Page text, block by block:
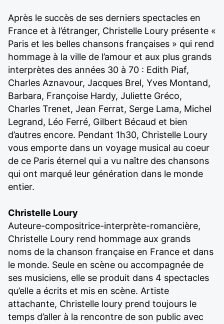
Après le succès de ses derniers spectacles en
France et à l’étranger, Christelle Loury présente «
Paris et les belles chansons françaises » qui rend
hommage à la ville de l’amour et aux plus grands
interprètes des années 30 à 70 : Edith Piaf,
Charles Aznavour, Jacques Brel, Yves Montand,
Barbara, Françoise Hardy, Juliette Gréco,
Charles Trenet, Jean Ferrat, Serge Lama, Michel
Legrand, Léo Ferré, Gilbert Bécaud et bien
d’autres encore. Pendant 1h30, Christelle Loury
vous emporte dans un voyage musical au coeur
de ce Paris éternel qui a vu naître des chansons
qui ont marqué leur génération dans le monde
entier.
Christelle Loury
Auteure-compositrice-interprète-romancière,
Christelle Loury rend hommage aux grands
noms de la chanson française en France et dans
le monde. Seule en scène ou accompagnée de
ses musiciens, elle se produit dans 4 spectacles
qu’elle a écrits et mis en scène. Artiste
attachante, Christelle loury prend toujours le
temps d’aller à la rencontre de son public avec